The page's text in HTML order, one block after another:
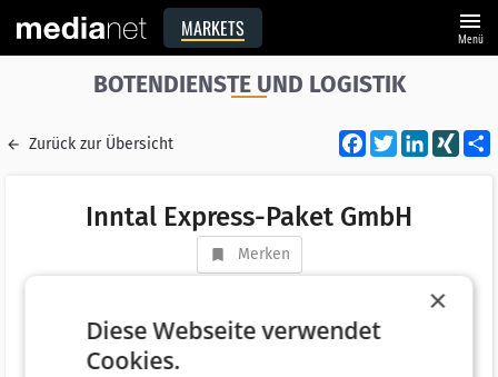
MARKETS menu
Menü
BOTENDIENSTE UND LOGISTIK
Zurück zur Übersicht Facebook
Twitter XING
Inntal Express-Paket GmbH
Merken
AT 6300 Wörgl
Telefonnummer +43 (664) 3375303
×
Diese Webseite verwendet
Cookies.